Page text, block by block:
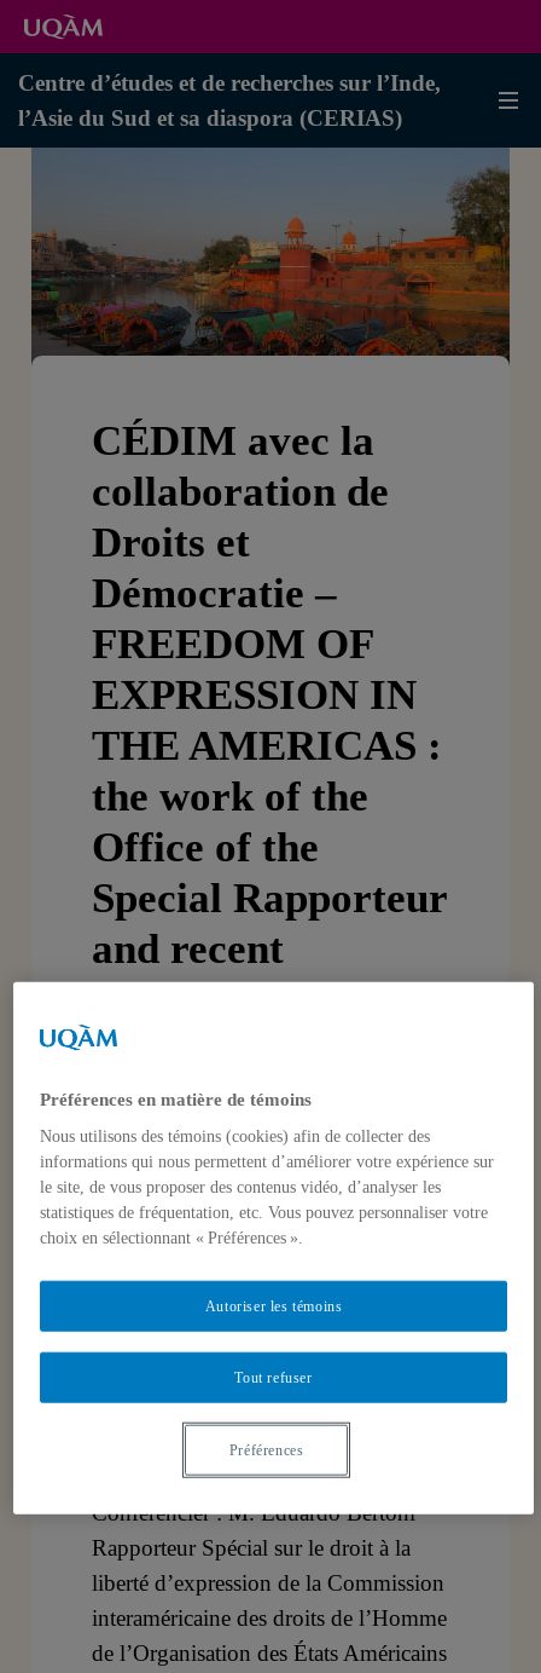
Centre d’études et de recherches sur l’Inde,
l’Asie du Sud et sa diaspora (CERIAS)
CÉDIM avec la
collaboration de
Droits et
Démocratie –
FREEDOM OF
EXPRESSION IN
THE AMERICAS :
the work of the
Office of the
Special Rapporteur
and recent
Inter- American
Court of Human
Rights
24 mars 2005
DATE: 24 mars 2005 – de 12h30 à
LIEU: Salle des Boiseries, Pavillon
Judith Jasmin, J-2805
Conférencier : M. Eduardo Bertoni
Rapporteur Spécial sur le droit à la
liberté d’expression de la Commission
interaméricaine des droits de l’Homme
de l’Organisation des États Américains
Préférences en matière de témoins
Nous utilisons des témoins (cookies) afin de collecter des
informations qui nous permettent d’améliorer votre expérience sur
le site, de vous proposer des contenus vidéo, d’analyser les
statistiques de fréquentation, etc. Vous pouvez personnaliser votre
choix en sélectionnant « Préférences ».
Tout refuser
Autoriser les témoins
Préférences